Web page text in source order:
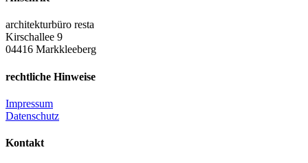
architekturbüro resta
Kirschallee 9
04416 Markkleeberg
rechtliche Hinweise
Impressum
Datenschutz
Kontakt